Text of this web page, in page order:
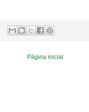
Página inicial